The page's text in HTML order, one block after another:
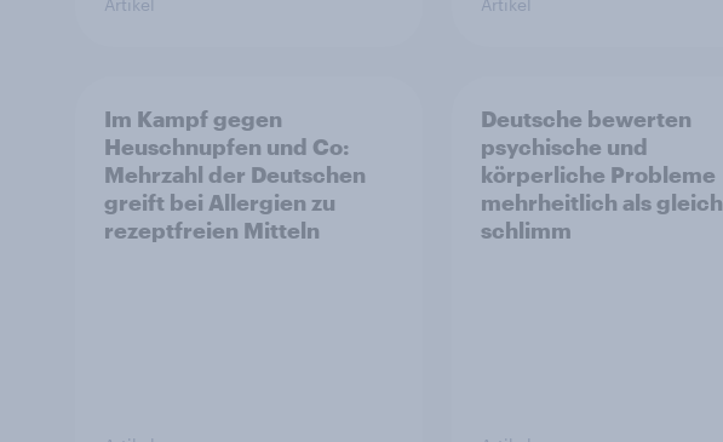
Artikel Artikel
Im Kampf gegen
Heuschnupfen und Co:
Mehrzahl der Deutschen
greift bei Allergien zu
rezeptfreien Mitteln
Deutsche bewerten
psychische und
körperliche Probleme
mehrheitlich als gleich
schlimm